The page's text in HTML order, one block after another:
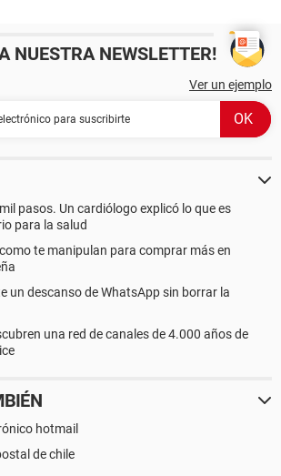
NUESTRA NEWSLETTER!
Ver un ejemplo
pasos. Un cardiólogo explicó lo que es
para la salud
como te manipulan para comprar más en
un descanso de WhatsApp sin borrar la
una red de canales de 4.000 años de
hotmail
de chile